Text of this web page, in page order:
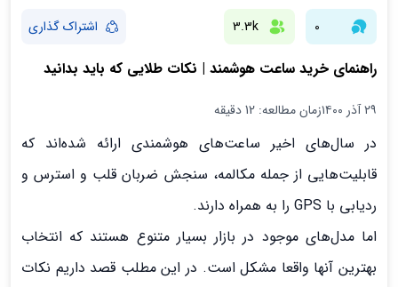
0
3.3k اشتراک گذاری
راهنمای خرید ساعت هوشمند | نکات طلایی که باید بدانید
۲۹ آذر ۱۴۰۰ زمان مطالعه: 12 دقیقه
در سال‌های اخیر ساعت‌های هوشمندی ارائه شده‌اند که
قابلیت‌هایی از جمله مکالمه، سنجش ضربان قلب و استرس و
ردیابی با GPS را به همراه دارند.
اما مدل‌های موجود در بازار بسیار متنوع هستند که انتخاب
بهترین‌ آنها واقعا مشکل است. در این مطلب قصد داریم نکات